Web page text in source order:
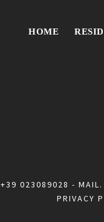
HOME
+39 023089028 - MAIL.
PRIVACY